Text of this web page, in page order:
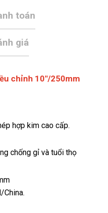
toán
giá
chỉnh 10"/250mm
hợp kim cao cấp.
chống gỉ và tuổi thọ
China.